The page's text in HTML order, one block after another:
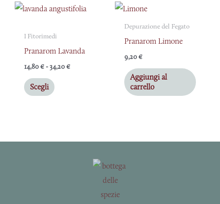
I Fitorimedi
Pranarom Lavanda
14,80€ -34,20€
Fascia
di
a
Scegli
Questo
ha
più
varianti.
Depurazione del Fegato
Pranarom Limone
9,20€
Aggiungi al
carrello